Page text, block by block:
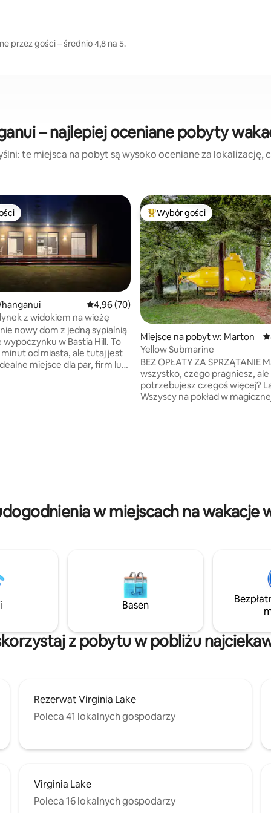
przez gości – średnio 4,8 na 5.
– najlepiej oceniane pobyty
te miejsca na pobyt są wysoko oceniane za lokalizację,
recenzji: 208 Średnia ocena: 4,96 na 5, liczba recenzji: 70
4,96 (70)
z widokiem na wieżę
nowy dom z jedną sypialnią
w Bastia Hill. To
od miasta, ale tutaj jest
miejsce dla par, firm lub
domu, oddalonego o około
Najpopularniejsze z kategorii
Wybór gości
Miejsce na pobyt w: Marton
Yellow Submarine
BEZ OPŁATY ZA SPRZĄTANIE
wszystko, czego pragniesz, ale
potrzebujesz czegoś więcej?
Wszyscy na pokład w
pierwsi? 1943 Północny
dowódcą łodzi podwodnej,
w miejscach na wakacje
Basen
z pobytu w pobliżu
Rezerwat Virginia Lake
Poleca 41 lokalnych gospodarzy
Virginia Lake
Poleca 16 lokalnych gospodarzy